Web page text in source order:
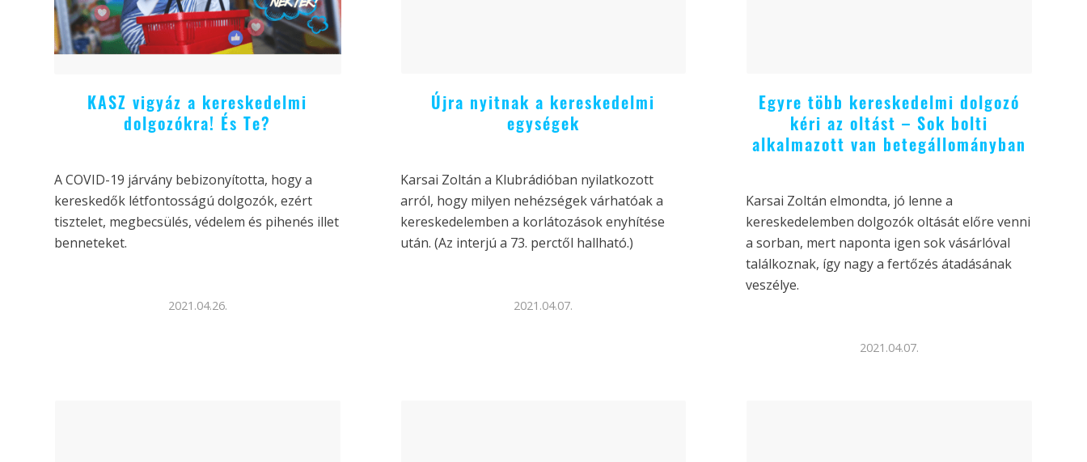
KASZ vigyáz a kereskedelmi
dolgozókra! És Te?
A COVID-19 járvány bebizonyította, hogy a
kereskedők létfontosságú dolgozók, ezért
tisztelet, megbecsülés, védelem és pihenés illet
benneteket.
2021.04.26.
Újra nyitnak a kereskedelmi
egységek
Karsai Zoltán a Klubrádióban nyilatkozott
arról, hogy milyen nehézségek várhatóak a
kereskedelemben a korlátozások enyhítése
után. (Az interjú a 73. perctől hallható.)
2021.04.07.
Egyre több kereskedelmi dolgozó
kéri az oltást – Sok bolti
alkalmazott van betegállományban
Karsai Zoltán elmondta, jó lenne a
kereskedelemben dolgozók oltását előre venni
a sorban, mert naponta igen sok vásárlóval
találkoznak, így nagy a fertőzés átadásának
veszélye.
2021.04.07.